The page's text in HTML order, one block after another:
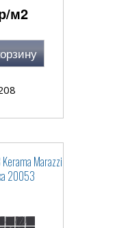
м2
Marazzi
20053